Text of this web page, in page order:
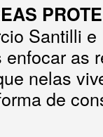
Santilli e
as
nelas
de